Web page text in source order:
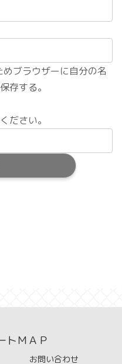
ブラウザーに自分の名
存する。
ださい。
トＭＡＰ
お問い合わせ